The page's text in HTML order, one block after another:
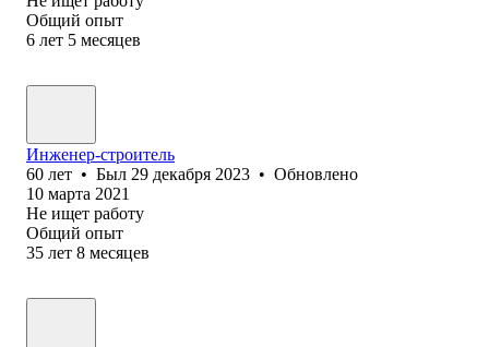
Общий опыт
6 лет 5 месяцев
Инженер-строитель
60 лет • Был 29 декабря 2023 • Обновлено
10 марта 2021
Не ищет работу
Общий опыт
35 лет 8 месяцев